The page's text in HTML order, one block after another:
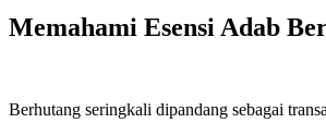
Memahami Esensi Adab
Berhutang seringkali dipandang sebagai